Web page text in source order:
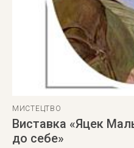
МИСТЕЦТВО
Виставка «Яцек
до себе»